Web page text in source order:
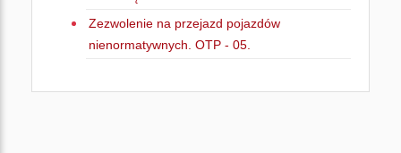
Zezwolenie na przejazd pojazdów
nienormatywnych. OTP - 05.